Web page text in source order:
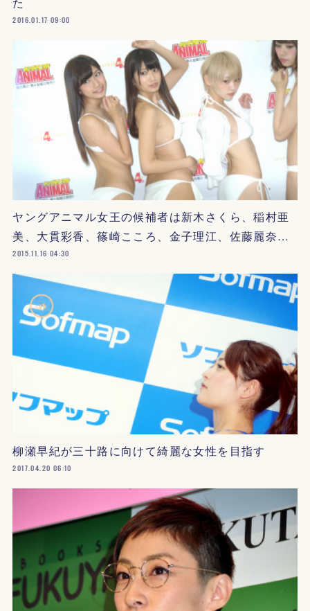
2016.01.17 09:00
ヤングアニマル女王の候補者は新木さくら、稲村亜
美、大貫彩香、篠崎こころ、金子理江、佐藤麗奈…
2015.11.16 04:30
柳瀬早紀が三十路に向けて綺麗な女性を目指す
2017.04.20 06:10